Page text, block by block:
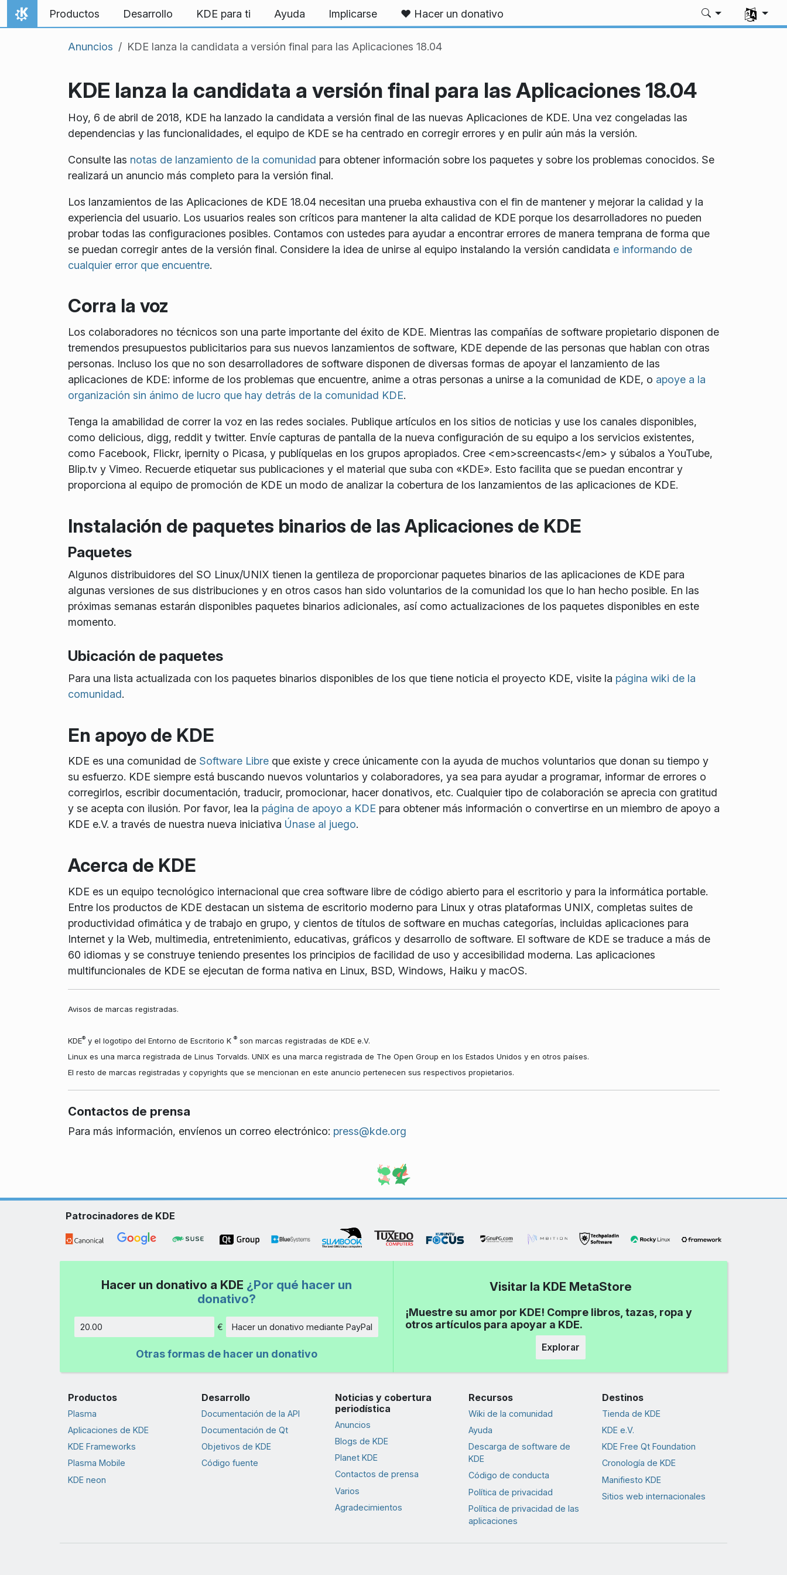
Ir al contenido
Inicio
Productos Desarrollo KDE para ti Ayuda Implicarse ❤️ Hacer un donativo
Anuncios KDE lanza la candidata a versión final para las Aplicaciones 18.04
KDE lanza la candidata a versión final para las Aplicaciones 18.04
Hoy, 6 de abril de 2018, KDE ha lanzado la candidata a versión final de las nuevas Aplicaciones de KDE. Una vez congeladas las
dependencias y las funcionalidades, el equipo de KDE se ha centrado en corregir errores y en pulir aún más la versión.
Consulte las notas de lanzamiento de la comunidad para obtener información sobre los paquetes y sobre los problemas conocidos. Se
realizará un anuncio más completo para la versión final.
Los lanzamientos de las Aplicaciones de KDE 18.04 necesitan una prueba exhaustiva con el fin de mantener y mejorar la calidad y la
experiencia del usuario. Los usuarios reales son críticos para mantener la alta calidad de KDE porque los desarrolladores no pueden
probar todas las configuraciones posibles. Contamos con ustedes para ayudar a encontrar errores de manera temprana de forma que
se puedan corregir antes de la versión final. Considere la idea de unirse al equipo instalando la versión candidata e informando de
cualquier error que encuentre.
Corra la voz
Los colaboradores no técnicos son una parte importante del éxito de KDE. Mientras las compañías de software propietario disponen de
tremendos presupuestos publicitarios para sus nuevos lanzamientos de software, KDE depende de las personas que hablan con otras
personas. Incluso los que no son desarrolladores de software disponen de diversas formas de apoyar el lanzamiento de las
aplicaciones de KDE: informe de los problemas que encuentre, anime a otras personas a unirse a la comunidad de KDE, o apoye a la
organización sin ánimo de lucro que hay detrás de la comunidad KDE.
Tenga la amabilidad de correr la voz en las redes sociales. Publique artículos en los sitios de noticias y use los canales disponibles,
como delicious, digg, reddit y twitter. Envíe capturas de pantalla de la nueva configuración de su equipo a los servicios existentes,
como Facebook, Flickr, ipernity o Picasa, y publíquelas en los grupos apropiados. Cree <em>screencasts</em> y súbalos a YouTube,
Blip.tv y Vimeo. Recuerde etiquetar sus publicaciones y el material que suba con «KDE». Esto facilita que se puedan encontrar y
proporciona al equipo de promoción de KDE un modo de analizar la cobertura de los lanzamientos de las aplicaciones de KDE.
Instalación de paquetes binarios de las Aplicaciones de KDE
Paquetes
Algunos distribuidores del SO Linux/UNIX tienen la gentileza de proporcionar paquetes binarios de las aplicaciones de KDE para
algunas versiones de sus distribuciones y en otros casos han sido voluntarios de la comunidad los que lo han hecho posible. En las
próximas semanas estarán disponibles paquetes binarios adicionales, así como actualizaciones de los paquetes disponibles en este
momento.
Ubicación de paquetes
Para una lista actualizada con los paquetes binarios disponibles de los que tiene noticia el proyecto KDE, visite la página wiki de la
comunidad.
En apoyo de KDE
KDE es una comunidad de Software Libreque existe y crece únicamente con la ayuda de muchos voluntarios que donan su tiempo y
su esfuerzo. KDE siempre está buscando nuevos voluntarios y colaboradores, ya sea para ayudar a programar, informar de errores o
corregirlos, escribir documentación, traducir, promocionar, hacer donativos, etc. Cualquier tipo de colaboración se aprecia con gratitud
y se acepta con ilusión. Por favor, lea la página de apoyo a KDE para obtener más información o convertirse en un miembro de apoyo a
KDE e.V. a través de nuestra nueva iniciativa Únase al juego.
Acerca de KDE
KDE es un equipo tecnológico internacional que crea software libre de código abierto para el escritorio y para la informática portable.
Entre los productos de KDE destacan un sistema de escritorio moderno para Linux y otras plataformas UNIX, completas suites de
productividad ofimática y de trabajo en grupo, y cientos de títulos de software en muchas categorías, incluidas aplicaciones para
Internet y la Web, multimedia, entretenimiento, educativas, gráficos y desarrollo de software. El software de KDE se traduce a más de
60 idiomas y se construye teniendo presentes los principios de facilidad de uso y accesibilidad moderna. Las aplicaciones
multifuncionales de KDE se ejecutan de forma nativa en Linux, BSD, Windows, Haiku y macOS.
Avisos de marcas registradas.
KDE®y el logotipo del Entorno de Escritorio K ®son marcas registradas de KDE e.V.
Linux es una marca registrada de Linus Torvalds. UNIX es una marca registrada de The Open Group en los Estados Unidos y en otros países.
El resto de marcas registradas y copyrights que se mencionan en este anuncio pertenecen sus respectivos propietarios.
Contactos de prensa
Para más información, envíenos un correo electrónico: press@kde.org
Patrocinadores de KDE
Hacer un donativo a KDE ¿Por qué hacer un
donativo?
Cantidad
€ Hacer un donativo mediante PayPal
Otras formas de hacer un donativo
Visitar la KDE MetaStore
¡Muestre su amor por KDE! Compre libros, tazas, ropa y
otros artículos para apoyar a KDE.
Explorar
Productos
Plasma
Aplicaciones de KDE
KDE Frameworks
Plasma Mobile
KDE neon
Desarrollo
Documentación de la API
Documentación de Qt
Objetivos de KDE
Código fuente
Noticias y cobertura
periodística
Anuncios
Blogs de KDE
Planet KDE
Contactos de prensa
Varios
Agradecimientos
Recursos
Wiki de la comunidad
Ayuda
Descarga de software de
KDE
Código de conducta
Política de privacidad
Política de privacidad de las
aplicaciones
Destinos
Tienda de KDE
KDE e.V.
KDE Free Qt Foundation
Cronología de KDE
Manifiesto KDE
Sitios web internacionales